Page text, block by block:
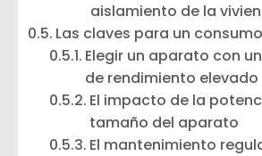
aislamiento de la
Las claves para un
Elegir un aparato con
de rendimiento elevado
El impacto de la
tamaño del aparato
El mantenimiento